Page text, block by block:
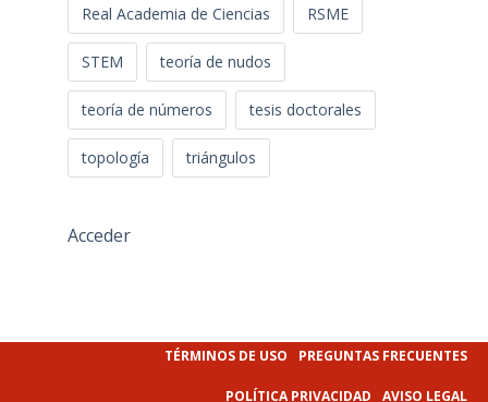
Real Academia de Ciencias RSME
STEM teoría de nudos
teoría de números tesis doctorales
topología triángulos
Acceder
TÉRMINOS DE USO PREGUNTAS FRECUENTES
POLÍTICA PRIVACIDAD AVISO LEGAL